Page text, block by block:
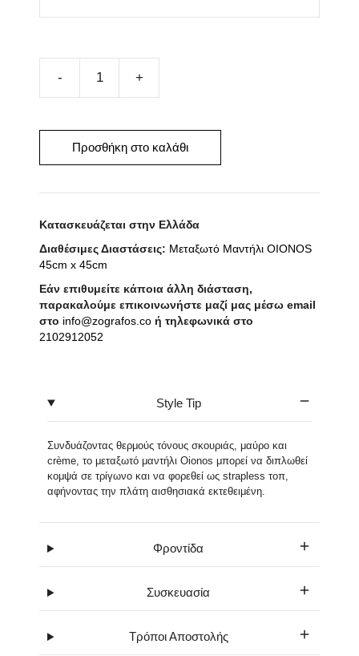
OIONOS
100cm
x
Προσθήκη στο καλάθι
Κατασκευάζεται στην Ελλάδα
Διαθέσιμες Διαστάσεις: Μεταξωτό Μαντήλι OIONOS
45cm x 45cm
Εάν επιθυμείτε κάποια άλλη διάσταση,
παρακαλούμε επικοινωνήστε μαζί μας μέσω email
στο info@zografos.co ή τηλεφωνικά στο
2102912052
Style Tip
Συνδυάζοντας θερμούς τόνους σκουριάς, μαύρο και
crème, το μεταξωτό μαντήλι Oionos μπορεί να διπλωθεί
κομψά σε τρίγωνο και να φορεθεί ως strapless τοπ,
αφήνοντας την πλάτη αισθησιακά εκτεθειμένη.
Φροντίδα
Συσκευασία
Τρόποι Αποστολής